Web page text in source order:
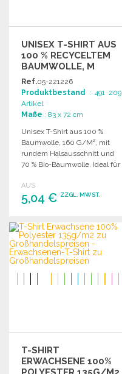
UNISEX T-SHIRT AUS
100 % RECYCELTEM
BAUMWOLLE, M
Ref.05-221226
Produktbestand : 491 209
Artikel
Maße : 83 x 72 cm
Unisex T-Shirt aus 100 %
Baumwolle, 160 G/M², mit
rundem Halsausschnitt und
70 % Bio-Baumwolle. Ideal für
AUS
5,04 € ZZGL. MWST.
BESTELLEN
Angebot anfordern
T-SHIRT
ERWACHSENE 100%